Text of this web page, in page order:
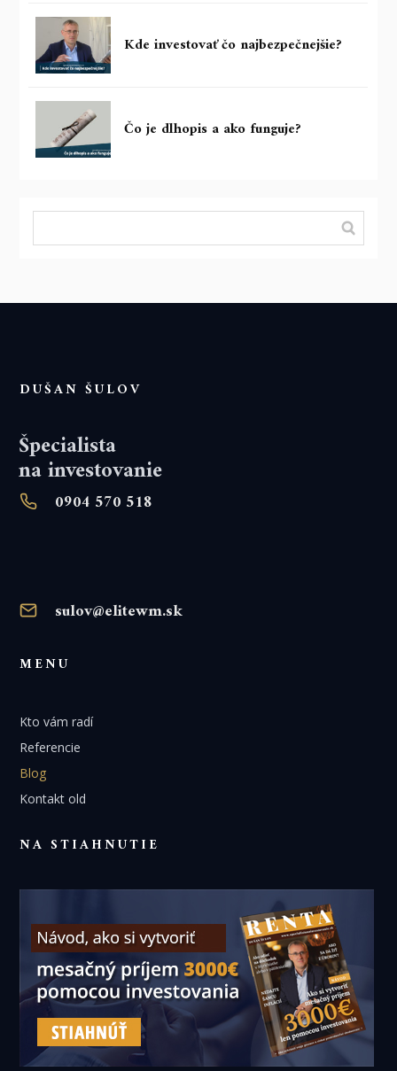
Kde investovať čo najbezpečnejšie?
Čo je dlhopis a ako funguje?
DUŠAN ŠULOV
Špecialista
na investovanie
0904 570 518
sulov@elitewm.sk
MENU
Kto vám radí
Referencie
Blog
Kontakt old
NA STIAHNUTIE